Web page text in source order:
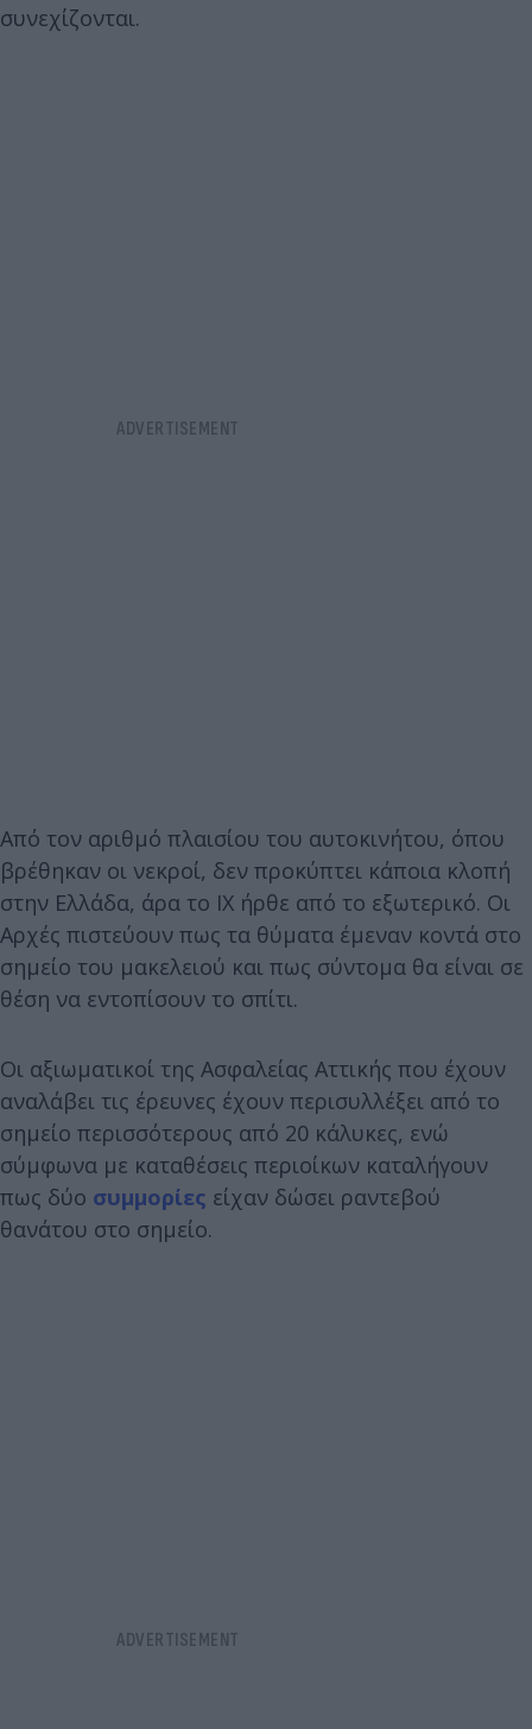
συνεχίζονται.
Από τον αριθμό πλαισίου του αυτοκινήτου, όπου
βρέθηκαν οι νεκροί, δεν προκύπτει κάποια κλοπή
στην Ελλάδα, άρα το ΙΧ ήρθε από το εξωτερικό. Οι
Αρχές πιστεύουν πως τα θύματα έμεναν κοντά στο
σημείο του μακελειού και πως σύντομα θα είναι σε
θέση να εντοπίσουν το σπίτι.
Οι αξιωματικοί της Aσφαλείας Αττικής που έχουν
αναλάβει τις έρευνες έχουν περισυλλέξει από το
σημείο περισσότερους από 20 κάλυκες, ενώ
σύμφωνα με καταθέσεις περιοίκων καταλήγουν
πως δύο συμμορίες είχαν δώσει ραντεβού
θανάτου στο σημείο.